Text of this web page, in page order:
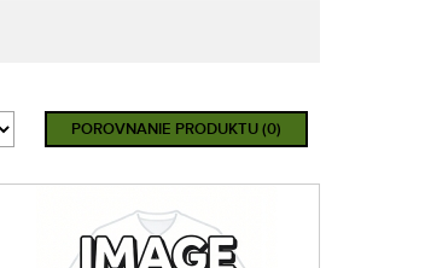
POROVNANIE PRODUKTU (0)